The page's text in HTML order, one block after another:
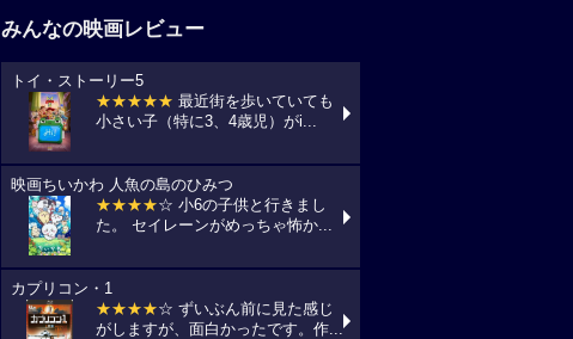
みんなの映画レビュー
トイ・ストーリー5
★★★★★ 最近街を歩いていても
小さい子（特に3、4歳児）がi...
映画ちいかわ 人魚の島のひみつ
★★★★☆ 小6の子供と行きまし
た。 セイレーンがめっちゃ怖か...
カプリコン・1
★★★★☆ ずいぶん前に見た感じ
がしますが、面白かったです。作...